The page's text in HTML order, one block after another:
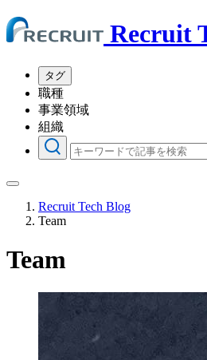
Recruit
タグ
職種
事業領域
組織
Recruit Tech Blog
Team
Team